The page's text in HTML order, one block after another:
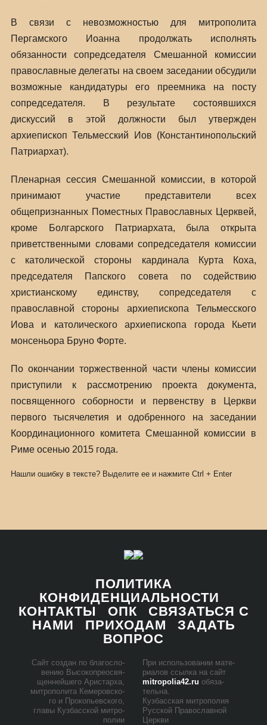
В связи с невозможностью для митрополита
Пергамского Иоанна продолжать исполнять
обязанности сопредседателя Смешанной комиссии
православные делегаты на своем заседании обсудили
возможные кандидатуры его преемника на посту
сопредседателя. В результате состоявшихся
дискуссий в этой должности был утвержден
архиепископ Тельмесский Иов (Константинопольский
Патриархат).
Пленарная сессия Смешанной комиссии, в которой
принимают участие представители всех
общепризнанных Поместных Православных Церквей,
кроме Болгарского Патриархата, была открыта
приветственными словами сопредседателя комиссии
с католической стороны кардинала Курта Коха,
председателя Папского совета по содействию
христианскому единству, сопредседателя с
православной стороны архиепископа Тельмесского
Иова и католического архиепископа города Кьети
монсеньора Бруно Форте.
По окончании торжественной части члены комиссии
приступили к рассмотрению проекта документа,
посвященного соборности и первенству в Церкви
первого тысячелетия и одобренного на заседании
Координационного комитета Смешанной комиссии в
Риме осенью 2015 года.
Нашли ошибку в тексте? Выделите ее и нажмите Ctrl + Enter
ПОЛИТИКА
КОНФИДЕНЦИАЛЬНОСТИ
КОНТАКТЫ
ОПК
СВЯЗАТЬСЯ С
НАМИ
ПРИХОДАМ
ЗАДАТЬ
ВОПРОС
Сайт со­здан по бла­го­сло­
ве­нию Вы­со­ко­прео­свя­
щен­ней­ше­го Ари­стар­ха,
мит­ро­по­ли­та Ке­ме­ров­ско­
го и Про­ко­пьев­ско­го,
гла­вы Куз­бас­ской мит­ро­
по­лии
При ис­поль­зо­ва­нии ма­те­
ри­а­лов ссыл­ка на сайт
mitropolia42.ru обя­за­
тель­на.
Куз­бас­ская мит­ро­по­лия
Рус­ской Пра­во­слав­ной
Церк­ви